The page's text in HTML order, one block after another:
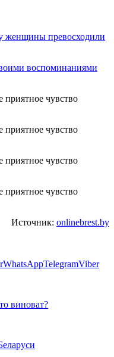
женщины превосходили
воспоминаниями
Источник: onlinebrest.by
WhatsAppTelegramViber
виноват?